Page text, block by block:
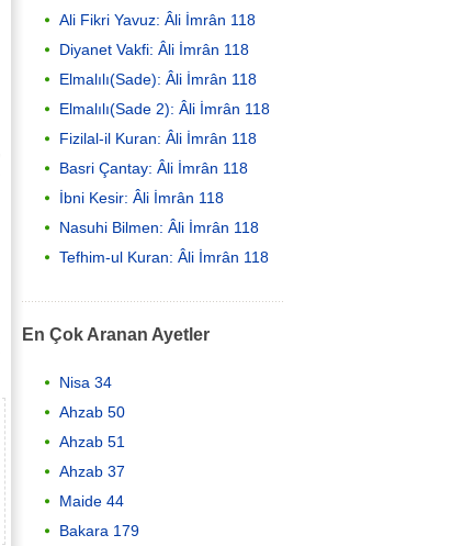
Ali Fikri Yavuz: Âli İmrân 118
Diyanet Vakfi: Âli İmrân 118
Elmalılı(Sade): Âli İmrân 118
Elmalılı(Sade 2): Âli İmrân 118
Fizilal-il Kuran: Âli İmrân 118
Basri Çantay: Âli İmrân 118
İbni Kesir: Âli İmrân 118
Nasuhi Bilmen: Âli İmrân 118
Tefhim-ul Kuran: Âli İmrân 118
En Çok Aranan Ayetler
Nisa 34
Ahzab 50
Ahzab 51
Ahzab 37
Maide 44
Bakara 179